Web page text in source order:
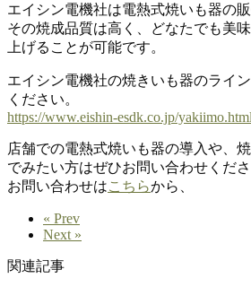
エイシン電機社は電熱式焼いも器の
その焼成品質は高く、どなたでも美
上げることが可能です。
エイシン電機社の焼きいも器のライ
ください。
https://www.eishin-esdk.co.jp/yakiimo.html
店舗での電熱式焼いも器の導入や、
でみたい方はぜひお問い合わせくださ
お問い合わせはこちらから、
« Prev
Next »
関連記事